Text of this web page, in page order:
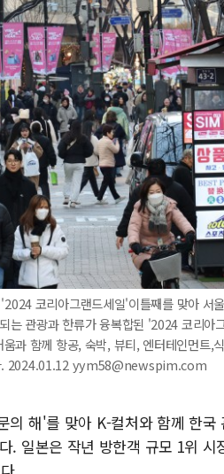
코리아그랜드세일'이틀째를 맞아 서
는 관광과 한류가 융복합된 '2024 코리아
과 함께 항공, 숙박, 뷰티, 엔터테인먼트,
. 2024.01.12 yym58@newspim.com
해'를 맞아 K-컬처와 함께 한국
. 일본은 작년 방한객 규모 1위